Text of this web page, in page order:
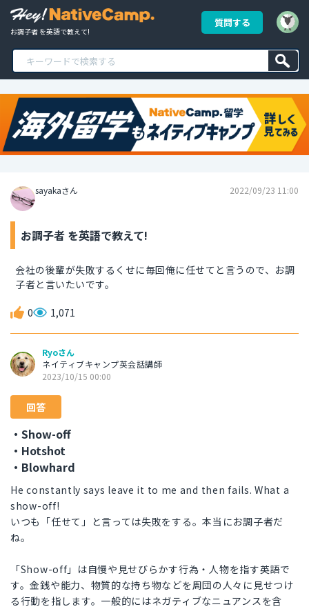
お調子者 を英語で教えて!
質問する
sayakaさん 2022/09/23 11:00
お調子者 を英語で教えて!
会社の後輩が失敗するくせに毎回俺に任せてと言うので、お調
子者と言いたいです。
0 1,071
Ryoさん
ネイティブキャンプ英会話講師
2023/10/15 00:00
回答
・Show-off
・Hotshot
・Blowhard
He constantly says leave it to me and then fails. What a
show-off!
いつも「任せて」と言っては失敗をする。本当にお調子者だ
ね。
「Show-off」は自慢や見せびらかす行為・人物を指す英語で
す。金銭や能力、物質的な持ち物などを周団の人々に見せつけ
る行動を指します。一般的にはネガティブなニュアンスを含